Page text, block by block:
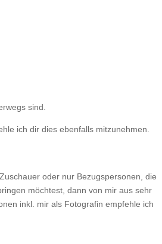
sind.
ich dir dies ebenfalls mitzunehmen.
oder nur Bezugspersonen, die
möchtest, dann von mir aus sehr
inkl. mir als Fotografin empfehle ich